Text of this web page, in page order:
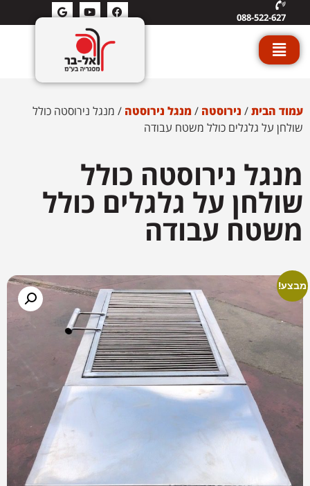
088-522-627
עמוד הבית/ נירוסטה /מנגל נירוסטה / מנגל נירוסטה כולל
שולחן על גלגלים כולל משטח עבודה
מנגל נירוסטה כולל
שולחן על גלגלים כולל
משטח עבודה
מבצע!